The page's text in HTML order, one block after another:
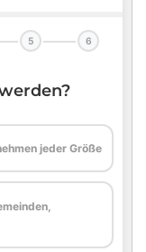
5 6
jeder Größe